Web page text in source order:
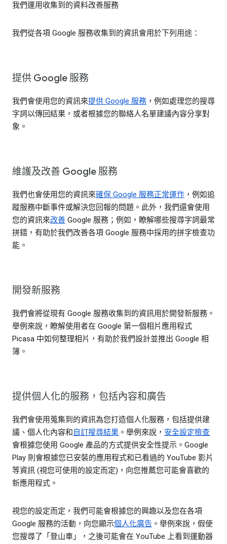
我們運用收集到的資料改善服務
我們從各項 Google 服務收集到的資訊會用於下列用途：
提供 Google 服務
我們會使用您的資訊來提供 Google 服務 ，例如處理您的搜尋
字詞以傳回結果，或者根據您的聯絡人名單建議內容分享對
象。
維護及改善 Google 服務
我們也會使用您的資訊來確保 Google 服務正常運作 ，例如追
蹤服務中斷事件或解決您回報的問題。此外，我們還會使用
您的資訊來改善 Google 服務；例如，瞭解哪些搜尋字詞最常
拼錯，有助於我們改善各項 Google 服務中採用的拼字檢查功
能。
開發新服務
我們會將從現有 Google 服務收集到的資訊用於開發新服務。
舉例來說，瞭解使用者在 Google 第一個相片應用程式
Picasa 中如何整理相片，有助於我們設計並推出 Google 相
簿。
提供個人化的服務，包括內容和廣告
我們會使用蒐集到的資訊為您打造個人化服務，包括提供建
議、個人化內容和自訂搜尋結果 。舉例來說， 安全設定檢查
會根據您使用 Google 產品的方式提供安全性提示。Google
Play 則會根據您已安裝的應用程式和已看過的 YouTube 影片
等資訊 (視您可使用的設定而定)，向您推薦您可能會喜歡的
新應用程式。
視您的設定而定，我們可能會根據您的興趣以及您在各項
Google 服務的活動，向您顯示個人化廣告 。舉例來說，假使
您搜尋了「登山車」，之後可能會在 YouTube 上看到運動器